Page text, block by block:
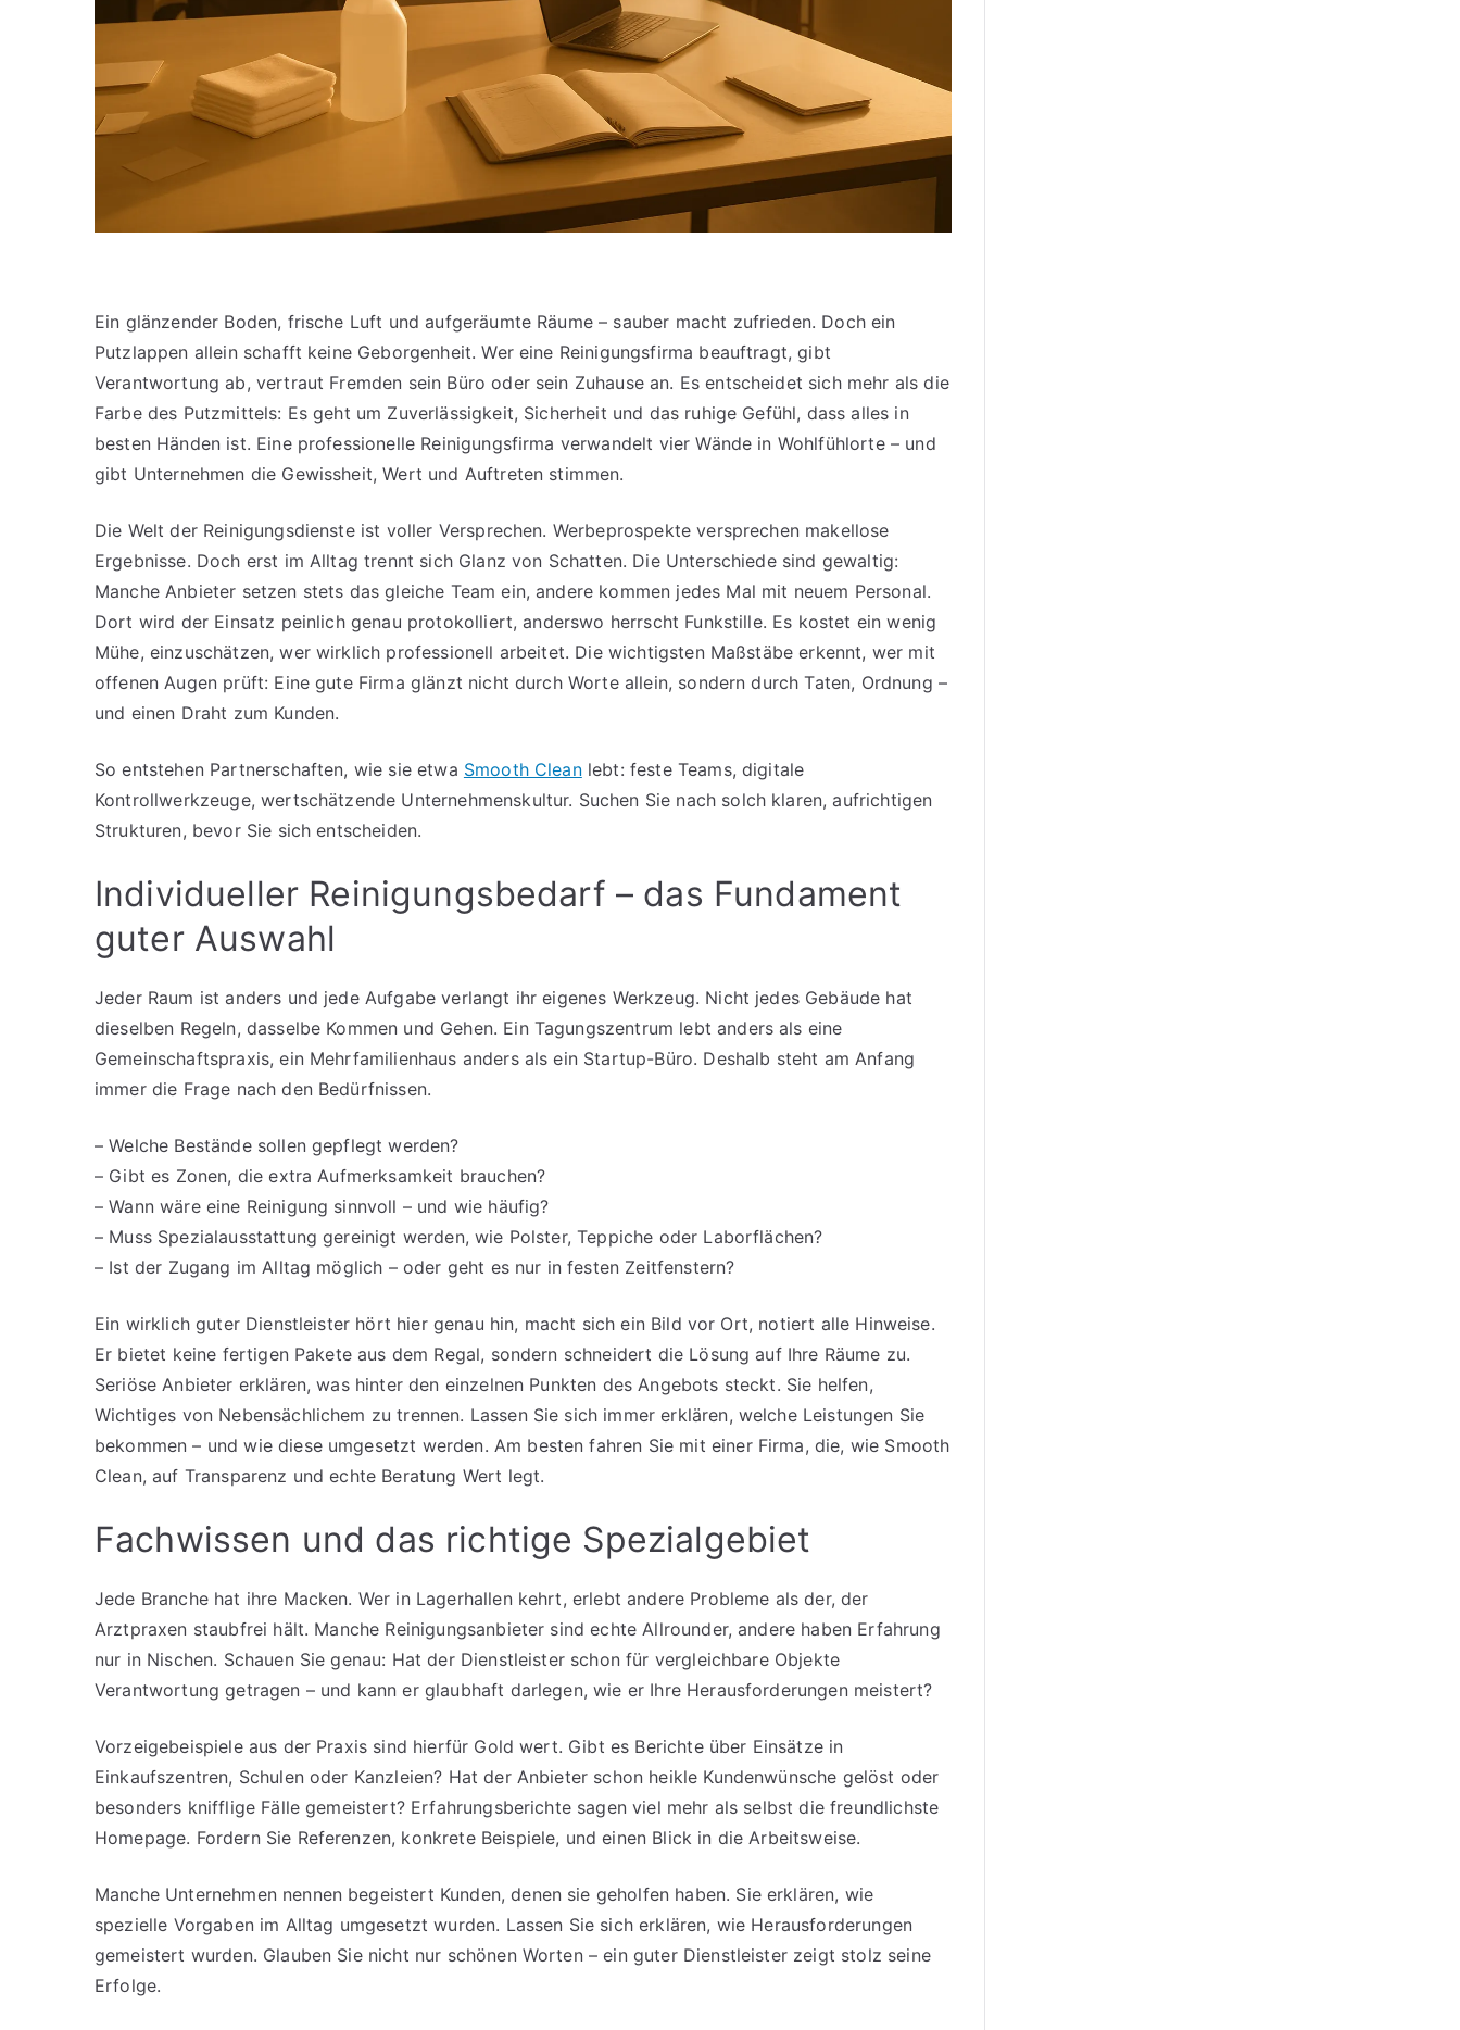
Ein glänzender Boden, frische Luft und aufgeräumte Räume – sauber macht zufrieden. Doch ein
Putzlappen allein schafft keine Geborgenheit. Wer eine Reinigungsfirma beauftragt, gibt
Verantwortung ab, vertraut Fremden sein Büro oder sein Zuhause an. Es entscheidet sich mehr als die
Farbe des Putzmittels: Es geht um Zuverlässigkeit, Sicherheit und das ruhige Gefühl, dass alles in
besten Händen ist. Eine professionelle Reinigungsfirma verwandelt vier Wände in Wohlfühlorte – und
gibt Unternehmen die Gewissheit, Wert und Auftreten stimmen.
Die Welt der Reinigungsdienste ist voller Versprechen. Werbeprospekte versprechen makellose
Ergebnisse. Doch erst im Alltag trennt sich Glanz von Schatten. Die Unterschiede sind gewaltig:
Manche Anbieter setzen stets das gleiche Team ein, andere kommen jedes Mal mit neuem Personal.
Dort wird der Einsatz peinlich genau protokolliert, anderswo herrscht Funkstille. Es kostet ein wenig
Mühe, einzuschätzen, wer wirklich professionell arbeitet. Die wichtigsten Maßstäbe erkennt, wer mit
offenen Augen prüft: Eine gute Firma glänzt nicht durch Worte allein, sondern durch Taten, Ordnung –
und einen Draht zum Kunden.
So entstehen Partnerschaften, wie sie etwa Smooth Cleanlebt: feste Teams, digitale
Kontrollwerkzeuge, wertschätzende Unternehmenskultur. Suchen Sie nach solch klaren, aufrichtigen
Strukturen, bevor Sie sich entscheiden.
Individueller Reinigungsbedarf – das Fundament
guter Auswahl
Jeder Raum ist anders und jede Aufgabe verlangt ihr eigenes Werkzeug. Nicht jedes Gebäude hat
dieselben Regeln, dasselbe Kommen und Gehen. Ein Tagungszentrum lebt anders als eine
Gemeinschaftspraxis, ein Mehrfamilienhaus anders als ein Startup-Büro. Deshalb steht am Anfang
immer die Frage nach den Bedürfnissen.
– Welche Bestände sollen gepflegt werden?
– Gibt es Zonen, die extra Aufmerksamkeit brauchen?
– Wann wäre eine Reinigung sinnvoll – und wie häufig?
– Muss Spezialausstattung gereinigt werden, wie Polster, Teppiche oder Laborflächen?
– Ist der Zugang im Alltag möglich – oder geht es nur in festen Zeitfenstern?
Ein wirklich guter Dienstleister hört hier genau hin, macht sich ein Bild vor Ort, notiert alle Hinweise.
Er bietet keine fertigen Pakete aus dem Regal, sondern schneidert die Lösung auf Ihre Räume zu.
Seriöse Anbieter erklären, was hinter den einzelnen Punkten des Angebots steckt. Sie helfen,
Wichtiges von Nebensächlichem zu trennen. Lassen Sie sich immer erklären, welche Leistungen Sie
bekommen – und wie diese umgesetzt werden. Am besten fahren Sie mit einer Firma, die, wie Smooth
Clean, auf Transparenz und echte Beratung Wert legt.
Fachwissen und das richtige Spezialgebiet
Jede Branche hat ihre Macken. Wer in Lagerhallen kehrt, erlebt andere Probleme als der, der
Arztpraxen staubfrei hält. Manche Reinigungsanbieter sind echte Allrounder, andere haben Erfahrung
nur in Nischen. Schauen Sie genau: Hat der Dienstleister schon für vergleichbare Objekte
Verantwortung getragen – und kann er glaubhaft darlegen, wie er Ihre Herausforderungen meistert?
Vorzeigebeispiele aus der Praxis sind hierfür Gold wert. Gibt es Berichte über Einsätze in
Einkaufszentren, Schulen oder Kanzleien? Hat der Anbieter schon heikle Kundenwünsche gelöst oder
besonders knifflige Fälle gemeistert? Erfahrungsberichte sagen viel mehr als selbst die freundlichste
Homepage. Fordern Sie Referenzen, konkrete Beispiele, und einen Blick in die Arbeitsweise.
Manche Unternehmen nennen begeistert Kunden, denen sie geholfen haben. Sie erklären, wie
spezielle Vorgaben im Alltag umgesetzt wurden. Lassen Sie sich erklären, wie Herausforderungen
gemeistert wurden. Glauben Sie nicht nur schönen Worten – ein guter Dienstleister zeigt stolz seine
Erfolge.